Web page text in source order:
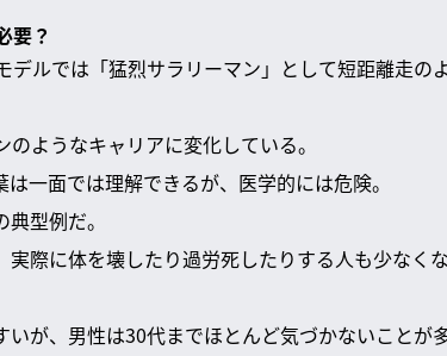
要？
ルでは「猛烈サラリーマン」として短距離走の
ようなキャリアに変化している。
一面では理解できるが、医学的には危険。
型例だ。
際に体を壊したり過労死したりする人も少なくな
が、男性は30代までほとんど気づかないことが